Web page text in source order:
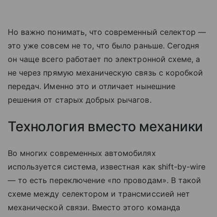
Но важно понимать, что современный селектор —
это уже совсем не то, что было раньше. Сегодня
он чаще всего работает по электронной схеме, а
не через прямую механическую связь с коробкой
передач. Именно это и отличает нынешние
решения от старых добрых рычагов.
Технология вместо механики
Во многих современных автомобилях
используется система, известная как shift-by-wire
— то есть переключение «по проводам». В такой
схеме между селектором и трансмиссией нет
механической связи. Вместо этого команда